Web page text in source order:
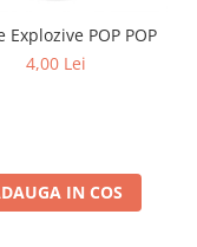
Explozive POP POP
4,00 Lei
IN COS